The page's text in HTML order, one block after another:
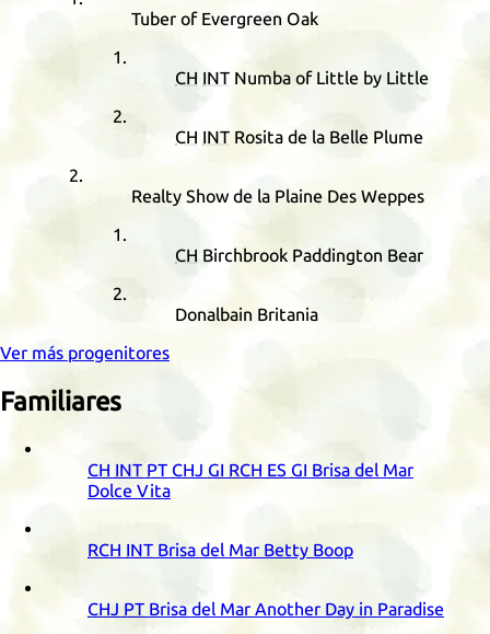
Tuber of Evergreen Oak
CH INT Numba of Little by Little
CH INT Rosita de la Belle Plume
Realty Show de la Plaine Des Weppes
CH Birchbrook Paddington Bear
Donalbain Britania
Ver más progenitores
Familiares
CH INT PT CHJ GI RCH ES GI Brisa del Mar
Dolce Vita
RCH INT Brisa del Mar Betty Boop
CHJ PT Brisa del Mar Another Day in Paradise